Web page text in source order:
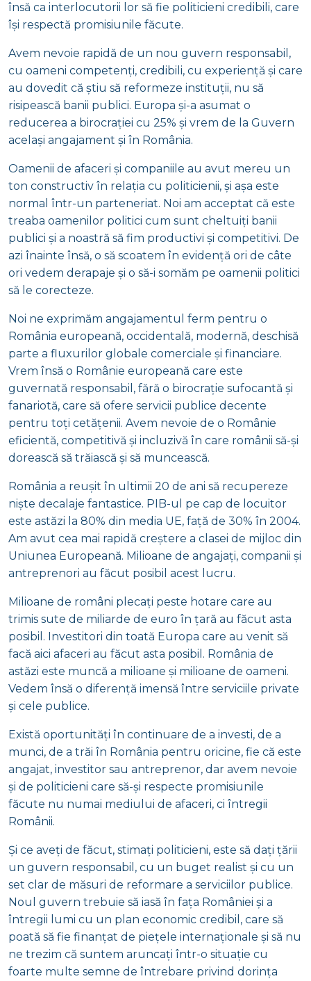
însă ca interlocutorii lor să fie politicieni credibili, care
își respectă promisiunile făcute.
Avem nevoie rapidă de un nou guvern responsabil,
cu oameni competenți, credibili, cu experiență și care
au dovedit că știu să reformeze instituții, nu să
risipească banii publici. Europa și-a asumat o
reducerea a birocrației cu 25% și vrem de la Guvern
același angajament și în România.
Oamenii de afaceri și companiile au avut mereu un
ton constructiv în relația cu politicienii, și așa este
normal într-un parteneriat. Noi am acceptat că este
treaba oamenilor politici cum sunt cheltuiți banii
publici și a noastră să fim productivi și competitivi. De
azi înainte însă, o să scoatem în evidență ori de câte
ori vedem derapaje și o să-i somăm pe oamenii politici
să le corecteze.
Noi ne exprimăm angajamentul ferm pentru o
România europeană, occidentală, modernă, deschisă
parte a fluxurilor globale comerciale și financiare.
Vrem însă o Românie europeană care este
guvernată responsabil, fără o birocrație sufocantă și
fanariotă, care să ofere servicii publice decente
pentru toți cetățenii. Avem nevoie de o Românie
eficientă, competitivă și incluzivă în care românii să-și
dorească să trăiască și să muncească.
România a reușit în ultimii 20 de ani să recupereze
niște decalaje fantastice. PIB-ul pe cap de locuitor
este astăzi la 80% din media UE, față de 30% în 2004.
Am avut cea mai rapidă creștere a clasei de mijloc din
Uniunea Europeană. Milioane de angajați, companii și
antreprenori au făcut posibil acest lucru.
Milioane de români plecați peste hotare care au
trimis sute de miliarde de euro în țară au făcut asta
posibil. Investitori din toată Europa care au venit să
facă aici afaceri au făcut asta posibil. România de
astăzi este muncă a milioane și milioane de oameni.
Vedem însă o diferență imensă între serviciile private
și cele publice.
Există oportunități în continuare de a investi, de a
munci, de a trăi în România pentru oricine, fie că este
angajat, investitor sau antreprenor, dar avem nevoie
și de politicieni care să-și respecte promisiunile
făcute nu numai mediului de afaceri, ci întregii
Românii.
Și ce aveți de făcut, stimați politicieni, este să dați țării
un guvern responsabil, cu un buget realist și cu un
set clar de măsuri de reformare a serviciilor publice.
Noul guvern trebuie să iasă în fața României și a
întregii lumi cu un plan economic credibil, care să
poată să fie finanțat de piețele internaționale și să nu
ne trezim că suntem aruncați într-o situație cu
foarte multe semne de întrebare privind dorința